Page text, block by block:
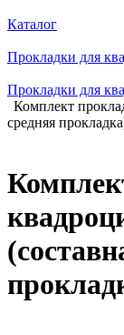
Каталог
Прокладки для
Прокладки для
Комплект
средняя